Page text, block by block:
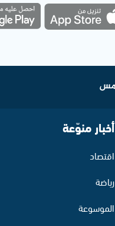
أخبار منوّعة
اقتصاد
رياضة
الموسوعة